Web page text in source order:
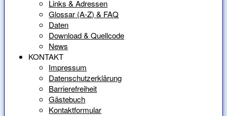
Links & Adressen
Glossar (A-Z) & FAQ
Daten
Download & Quellcode
News
KONTAKT
Impressum
Datenschutzerklärung
Barrierefreiheit
Gästebuch
Kontaktformular